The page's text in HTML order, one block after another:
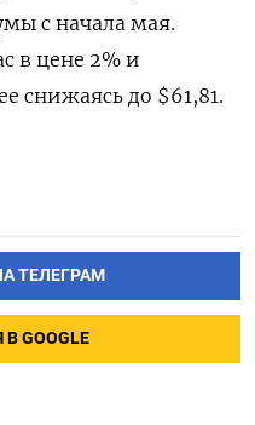
с начала мая.
в цене 2% и
снижаясь до $61,81.
ТЕЛЕГРАМ
GOOGLE